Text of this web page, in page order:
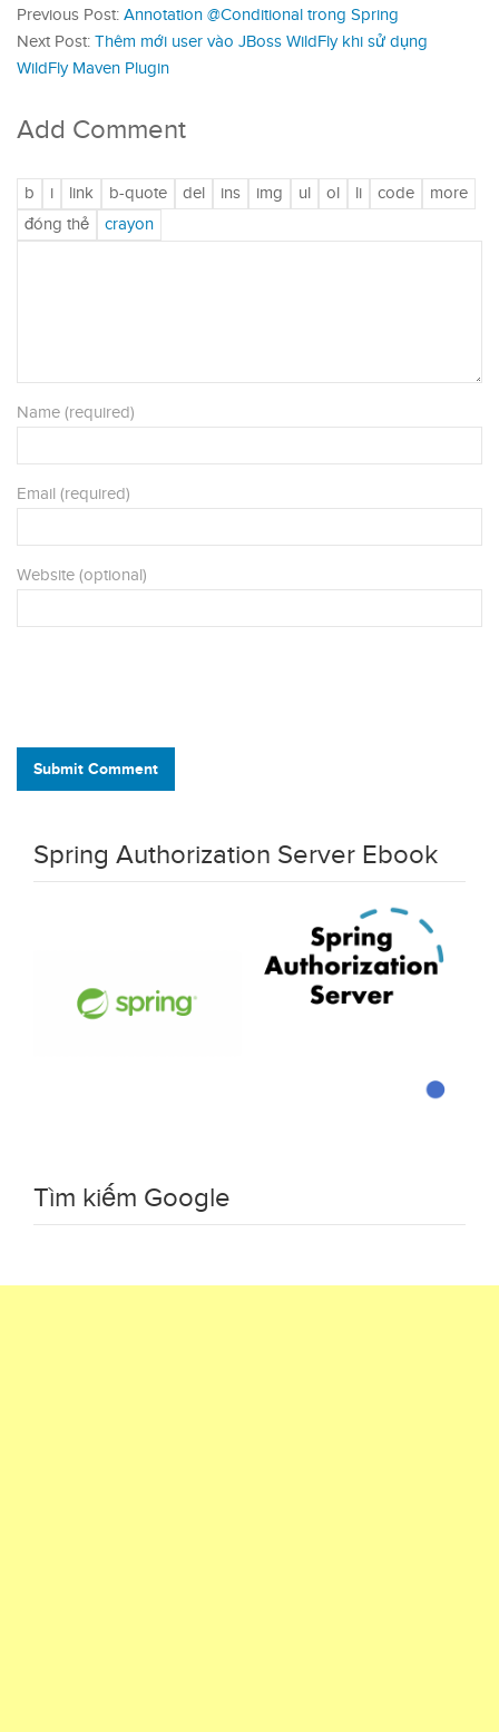
Previous Post: Annotation @Conditional trong Spring
Next Post: Thêm mới user vào JBoss WildFly khi sử dụng
WildFly Maven Plugin
Add Comment
Name (required)
Email (required)
Website (optional)
Submit Comment
Spring Authorization Server Ebook
Tìm kiếm Google